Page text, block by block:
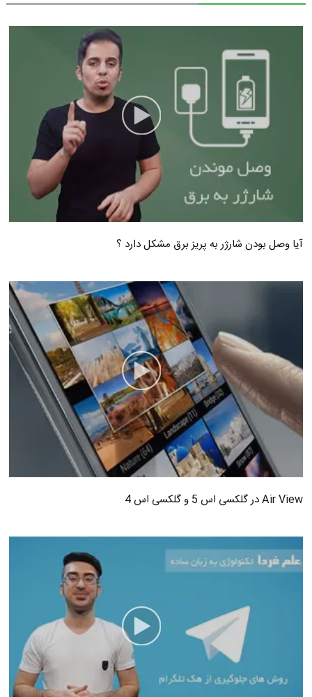
آیا وصل بودن شارژر به پریز برق مشکل دارد ؟
Air View در گلکسی اس 5 و گلکسی اس 4